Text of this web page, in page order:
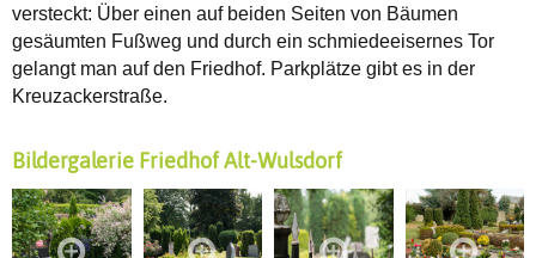
versteckt: Über einen auf beiden Seiten von Bäumen
gesäumten Fußweg und durch ein schmiedeeisernes Tor
gelangt man auf den Friedhof. Parkplätze gibt es in der
Kreuzackerstraße.
Bildergalerie Friedhof Alt-Wulsdorf